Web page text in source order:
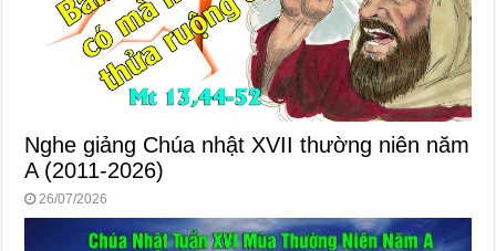
Nghe giảng Chúa nhật XVII thường niên năm
A (2011-2026)
26/07/2026